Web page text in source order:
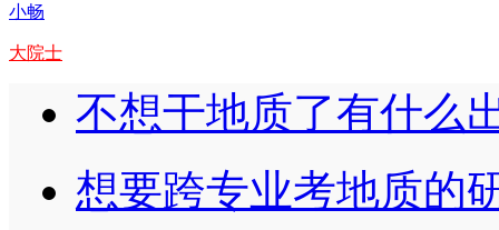
小畅
大院士
不想干地质了有什么
想要跨专业考地质的